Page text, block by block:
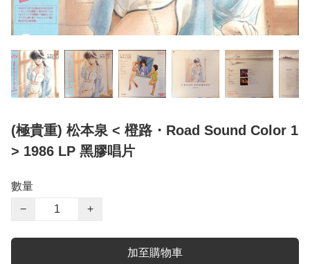
(極貴重) 松本泉 < 橙路・Road Sound Color 1
> 1986 LP 黑膠唱片
數量
−
+
加至購物車